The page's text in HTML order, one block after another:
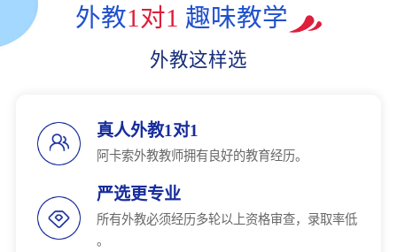
外教1对1 趣味教学
外教这样选
真人外教1对1
阿卡索外教教师拥有良好的教育经历。
严选更专业
所有外教必须经历多轮以上资格审查，录取率低
。